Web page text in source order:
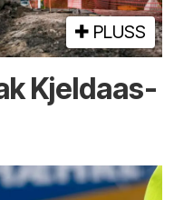
PLUSS
Kjeldaas-